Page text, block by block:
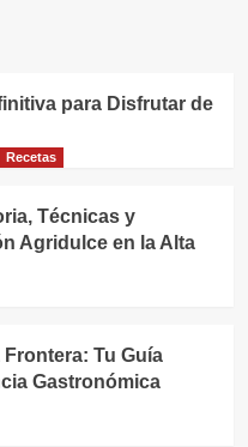
para Disfrutar de
Recetas
Técnicas y
Agridulce en la Alta
Tu Guía
Gastronómica